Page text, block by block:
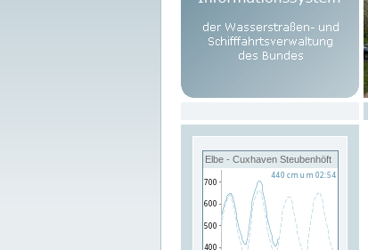
Elbe - Cuxhaven Steubenhöft